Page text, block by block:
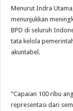
Menurut Indra
menunjukkan
BPD di seluruh
tata kelola
akuntabel.
“Capaian 100 ribu
representasi dari